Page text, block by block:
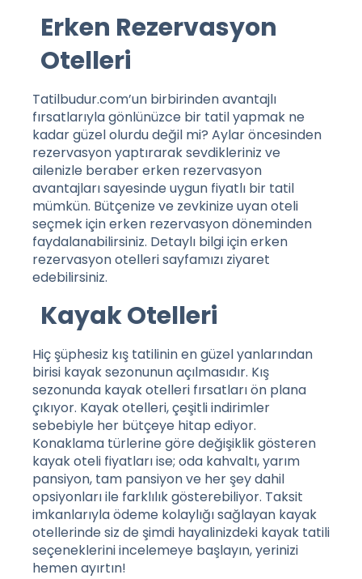
Erken Rezervasyon
Otelleri
Tatilbudur.com’un birbirinden avantajlı
fırsatlarıyla gönlünüzce bir tatil yapmak ne
kadar güzel olurdu değil mi? Aylar öncesinden
rezervasyon yaptırarak sevdikleriniz ve
ailenizle beraber erken rezervasyon
avantajları sayesinde uygun fiyatlı bir tatil
mümkün. Bütçenize ve zevkinize uyan oteli
seçmek için erken rezervasyon döneminden
faydalanabilirsiniz. Detaylı bilgi içinerken
rezervasyon otellerisayfamızı ziyaret
edebilirsiniz.
Kayak Otelleri
Hiç şüphesiz kış tatilinin en güzel yanlarından
birisi kayak sezonunun açılmasıdır. Kış
sezonunda kayak otelleri fırsatları ön plana
çıkıyor. Kayak otelleri, çeşitli indirimler
sebebiyle her bütçeye hitap ediyor.
Konaklama türlerine göre değişiklik gösteren
kayak oteli fiyatları ise; oda kahvaltı, yarım
pansiyon, tam pansiyon ve her şey dahil
opsiyonları ile farklılık gösterebiliyor. Taksit
imkanlarıyla ödeme kolaylığı sağlayan kayak
otellerindesiz de şimdi hayalinizdeki kayak tatili
seçeneklerini incelemeye başlayın, yerinizi
hemen ayırtın!